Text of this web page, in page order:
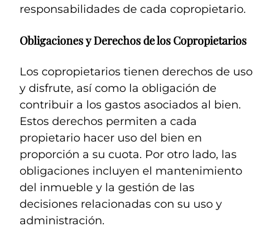
responsabilidades de cada copropietario.
Obligaciones y Derechos de los Copropietarios
Los copropietarios tienen derechos de uso
y disfrute, así como la obligación de
contribuir a los gastos asociados al bien.
Estos derechos permiten a cada
propietario hacer uso del bien en
proporción a su cuota. Por otro lado, las
obligaciones incluyen el mantenimiento
del inmueble y la gestión de las
decisiones relacionadas con su uso y
administración.